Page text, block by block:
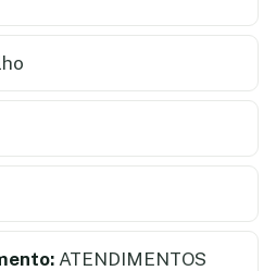
ATENDIMENTOS